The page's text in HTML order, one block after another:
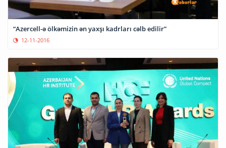
“Azercell-ə ölkəmizin ən yaxşı kadrları cəlb edilir”
12-11-2016